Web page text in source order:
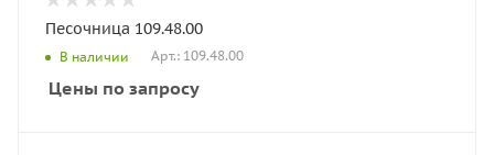
Песочница 109.48.00
В наличии Арт.: 109.48.00
Цены по запросу